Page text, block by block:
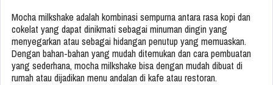
Mocha milkshake adalah kombinasi sempurna antara rasa kopi dan
cokelat yang dapat dinikmati sebagai minuman dingin yang
menyegarkan atau sebagai hidangan penutup yang memuaskan.
Dengan bahan-bahan yang mudah ditemukan dan cara pembuatan
yang sederhana, mocha milkshake bisa dengan mudah dibuat di
rumah atau dijadikan menu andalan di kafe atau restoran.